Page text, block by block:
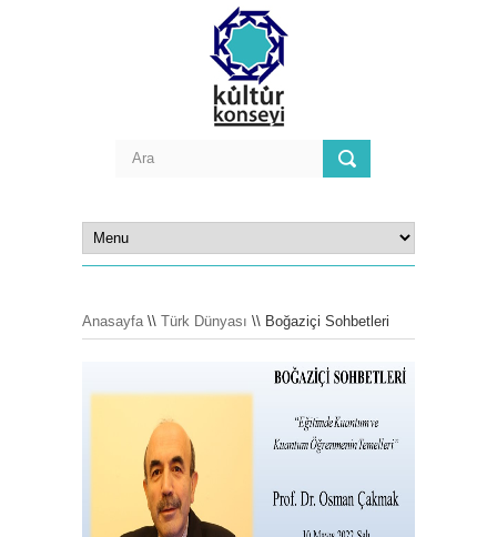
Anasayfa\\ Türk Dünyası \\ Boğaziçi Sohbetleri